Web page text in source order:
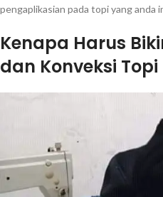
pengaplikasian pada topi yang anda
Kenapa Harus
dan Konveksi